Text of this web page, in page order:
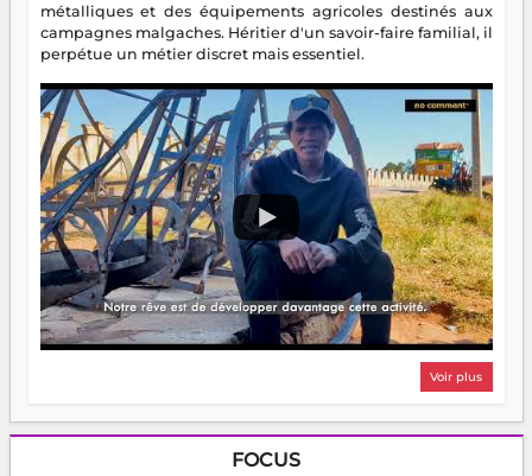
métalliques et des équipements agricoles destinés aux
campagnes malgaches. Héritier d'un savoir-faire familial, il
perpétue un métier discret mais essentiel.
Voir plus
FOCUS